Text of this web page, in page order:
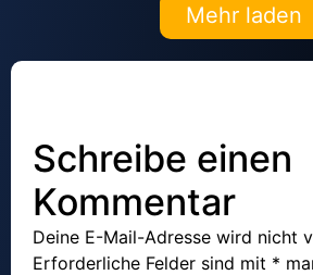
Mehr laden
Schreibe einen
Kommentar
Deine E-Mail-Adresse wird nicht
Erforderliche Felder sind mit *